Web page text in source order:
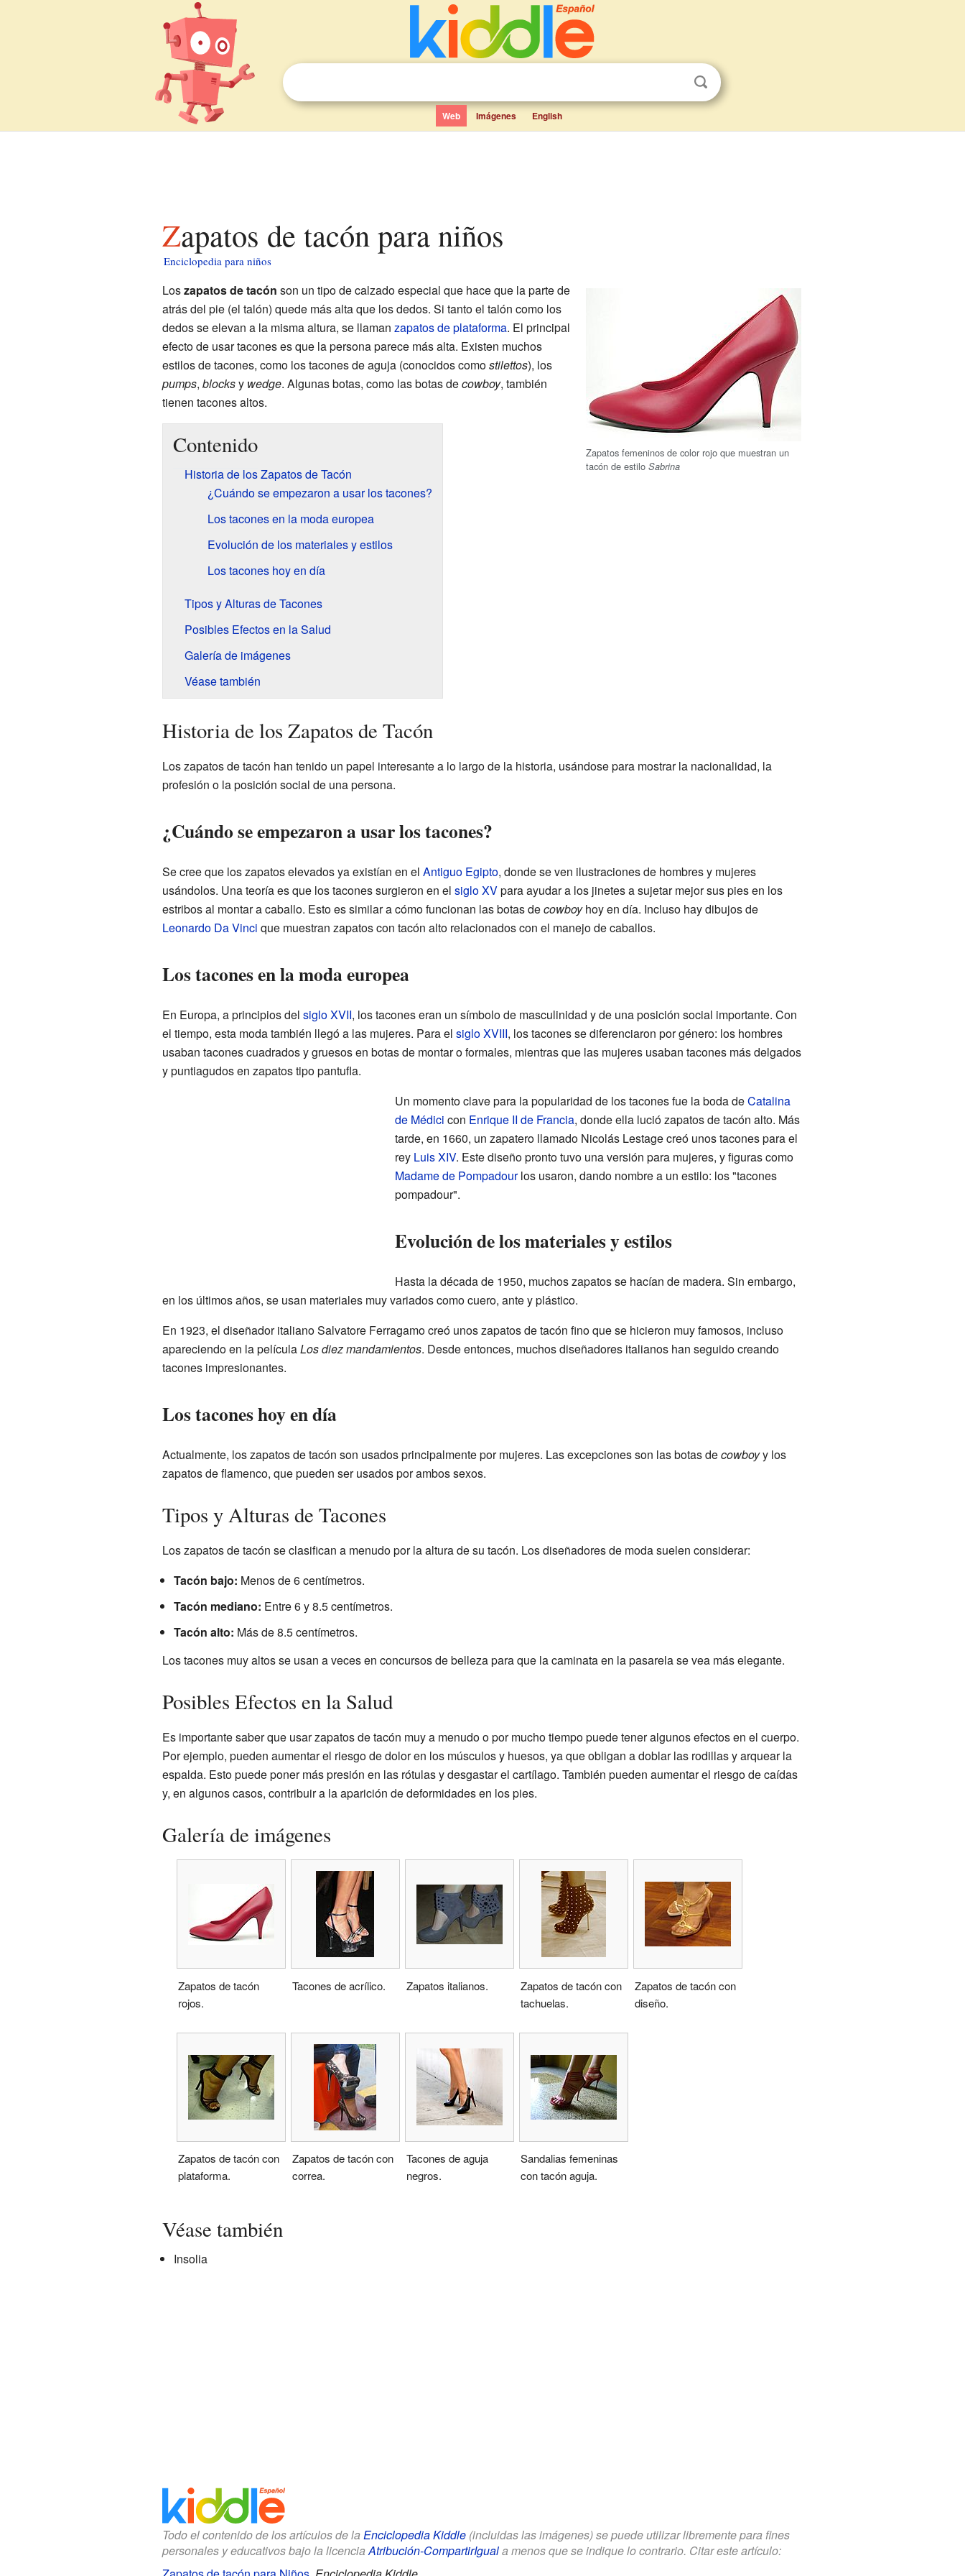
Web Imágenes English
Zapatos de tacón para niños
Enciclopedia para niños
Zapatos femeninos de color rojo que muestran un
tacón de estiloSabrina
Loszapatos de tacón son un tipo de calzado especial que hace que la parte de
atrás del pie (el talón) quede más alta que los dedos. Si tanto el talón como los
dedos se elevan a la misma altura, se llaman zapatos de plataforma. El principal
efecto de usar tacones es que la persona parece más alta. Existen muchos
estilos de tacones, como los tacones de aguja (conocidos comostilettos), los
pumps, blocksy wedge. Algunas botas, como las botas decowboy, también
tienen tacones altos.
Contenido
Historia de los Zapatos de Tacón
¿Cuándo se empezaron a usar los tacones?
Los tacones en la moda europea
Evolución de los materiales y estilos
Los tacones hoy en día
Tipos y Alturas de Tacones
Posibles Efectos en la Salud
Galería de imágenes
Véase también
Historia de los Zapatos de Tacón
Los zapatos de tacón han tenido un papel interesante a lo largo de la historia, usándose para mostrar la nacionalidad, la
profesión o la posición social de una persona.
¿Cuándo se empezaron a usar los tacones?
Se cree que los zapatos elevados ya existían en el Antiguo Egipto, donde se ven ilustraciones de hombres y mujeres
usándolos. Una teoría es que los tacones surgieron en el siglo XVpara ayudar a los jinetes a sujetar mejor sus pies en los
estribos al montar a caballo. Esto es similar a cómo funcionan las botas decowboyhoy en día. Incluso hay dibujos de
Leonardo Da Vinci que muestran zapatos con tacón alto relacionados con el manejo de caballos.
Los tacones en la moda europea
En Europa, a principios del siglo XVII, los tacones eran un símbolo de masculinidad y de una posición social importante. Con
el tiempo, esta moda también llegó a las mujeres. Para el siglo XVIII, los tacones se diferenciaron por género: los hombres
usaban tacones cuadrados y gruesos en botas de montar o formales, mientras que las mujeres usaban tacones más delgados
y puntiagudos en zapatos tipo pantufla.
Un momento clave para la popularidad de los tacones fue la boda deCatalina
de Médici con Enrique II de Francia, donde ella lució zapatos de tacón alto. Más
tarde, en 1660, un zapatero llamado Nicolás Lestage creó unos tacones para el
rey Luis XIV. Este diseño pronto tuvo una versión para mujeres, y figuras como
Madame de Pompadourlos usaron, dando nombre a un estilo: los "tacones
pompadour".
Evolución de los materiales y estilos
Hasta la década de 1950, muchos zapatos se hacían de madera. Sin embargo,
en los últimos años, se usan materiales muy variados como cuero, ante y plástico.
En 1923, el diseñador italiano Salvatore Ferragamo creó unos zapatos de tacón fino que se hicieron muy famosos, incluso
apareciendo en la películaLos diez mandamientos. Desde entonces, muchos diseñadores italianos han seguido creando
tacones impresionantes.
Los tacones hoy en día
Actualmente, los zapatos de tacón son usados principalmente por mujeres. Las excepciones son las botas decowboyy los
zapatos de flamenco, que pueden ser usados por ambos sexos.
Tipos y Alturas de Tacones
Los zapatos de tacón se clasifican a menudo por la altura de su tacón. Los diseñadores de moda suelen considerar:
Tacón bajo: Menos de 6 centímetros.
Tacón mediano: Entre 6 y 8.5 centímetros.
Tacón alto: Más de 8.5 centímetros.
Los tacones muy altos se usan a veces en concursos de belleza para que la caminata en la pasarela se vea más elegante.
Posibles Efectos en la Salud
Es importante saber que usar zapatos de tacón muy a menudo o por mucho tiempo puede tener algunos efectos en el cuerpo.
Por ejemplo, pueden aumentar el riesgo de dolor en los músculos y huesos, ya que obligan a doblar las rodillas y arquear la
espalda. Esto puede poner más presión en las rótulas y desgastar el cartílago. También pueden aumentar el riesgo de caídas
y, en algunos casos, contribuir a la aparición de deformidades en los pies.
Galería de imágenes
Zapatos de tacón
rojos.
Tacones de acrílico. Zapatos italianos.
Zapatos de tacón con
tachuelas.
Zapatos de tacón con
diseño.
Zapatos de tacón con
plataforma.
Zapatos de tacón con
correa.
Tacones de aguja
negros.
Sandalias femeninas
con tacón aguja.
Véase también
Insolia
Todo el contenido de los artículos de la Enciclopedia Kiddle(incluidas las imágenes) se puede utilizar libremente para fines
personales y educativos bajo la licenciaAtribución-CompartirIguala menos que se indique lo contrario. Citar este artículo: